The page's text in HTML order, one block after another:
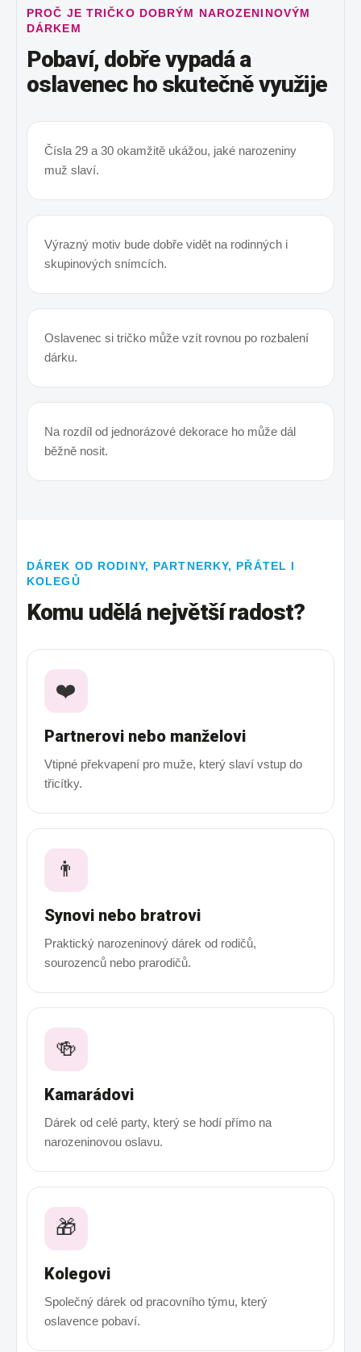
PROČ JE TRIČKO DOBRÝM NAROZENINOVÝM
DÁRKEM
Pobaví, dobře vypadá a
oslavenec ho skutečně využije
Čísla 29 a 30 okamžitě ukážou, jaké narozeniny
muž slaví.
Výrazný motiv bude dobře vidět na rodinných i
skupinových snímcích.
Oslavenec si tričko může vzít rovnou po rozbalení
dárku.
Na rozdíl od jednorázové dekorace ho může dál
běžně nosit.
DÁREK OD RODINY, PARTNERKY, PŘÁTEL I
KOLEGŮ
Komu udělá největší radost?
❤️
Partnerovi nebo manželovi
Vtipné překvapení pro muže, který slaví vstup do
třicítky.
👨
Synovi nebo bratrovi
Praktický narozeninový dárek od rodičů,
sourozenců nebo prarodičů.
🍻
Kamarádovi
Dárek od celé party, který se hodí přímo na
narozeninovou oslavu.
🎁
Kolegovi
Společný dárek od pracovního týmu, který
oslavence pobaví.